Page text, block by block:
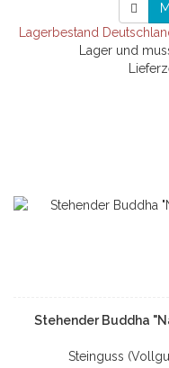
Lagerbestand
Lager und
Stehender Buddha
Steinguss